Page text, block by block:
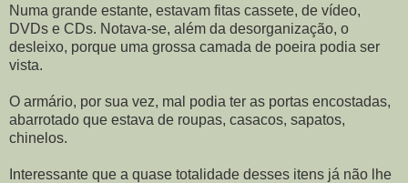
Numa grande estante, estavam fitas cassete, de vídeo,
DVDs e CDs. Notava-se, além da desorganização, o
desleixo, porque uma grossa camada de poeira podia ser
vista.
O armário, por sua vez, mal podia ter as portas encostadas,
abarrotado que estava de roupas, casacos, sapatos,
chinelos.
Interessante que a quase totalidade desses itens já não lhe